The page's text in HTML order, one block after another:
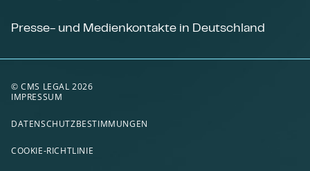
Presse- und Medienkontakte in Deutschland
© CMS LEGAL 2026
IMPRESSUM
DATENSCHUTZBESTIMMUNGEN
COOKIE-RICHTLINIE